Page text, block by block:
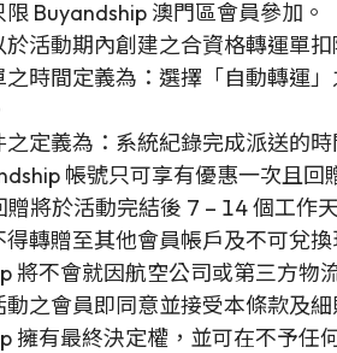
Buyandship 澳門區會員參加。
於活動期內創建之合資格轉運單
之時間定義為：選擇「自動轉運
之定義為：系統紀錄完成派送的
帳號只可享有優惠一次且回
將於活動完結後 7 – 14 個工作
轉贈至其他會員帳戶及不可兌換
將不會就因航空公司或第三方物
之會員即同意並接受本條款及細
擁有最終決定權，並可在不予任